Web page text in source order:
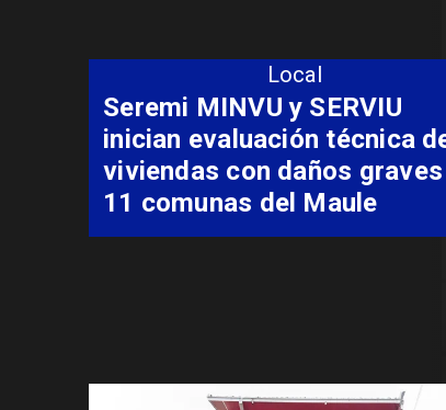
Local
Seremi MINVU y SERVIU
inician evaluación técnica
viviendas con daños graves
11 comunas del Maule